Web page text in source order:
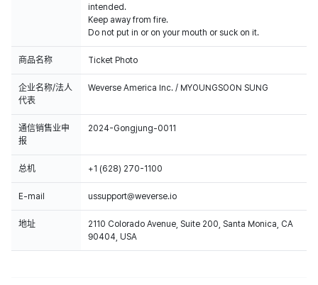
intended.
Keep away from fire.
Do not put in or on your mouth or suck on it.
商品名称 Ticket Photo
企业名称/法人
代表
Weverse America Inc. / MYOUNGSOON SUNG
通信销售业申
报
2024-Gongjung-0011
总机 +1 (628) 270-1100
E-mail ussupport@weverse.io
地址
2110 Colorado Avenue, Suite 200, Santa Monica, CA
90404, USA